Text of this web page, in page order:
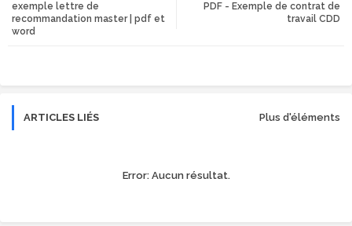
ats
PDF - Exemple de contrat de
travail CDD
exemple lettre de
recommandation master | pdf et
word
ARTICLES LIÉS Plus d'éléments
Error:Aucun résultat.